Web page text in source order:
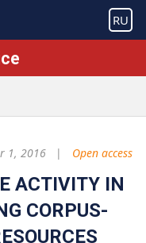
RU
1, 2016 Open access
ACTIVITY IN
CORPUS-